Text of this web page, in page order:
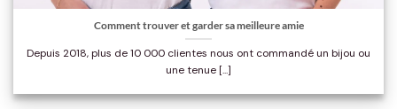
Comment trouver et garder sa meilleure amie
Depuis 2018, plus de 10 000 clientes nous ont commandé un bijou ou
une tenue [...]